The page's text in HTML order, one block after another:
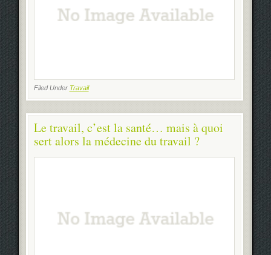
Filed Under Travail
Le travail, c’est la santé… mais à quoi
sert alors la médecine du travail ?